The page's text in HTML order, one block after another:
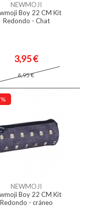
NEWMOJI
Boy 22 CM Kit
Redondo - Chat
3,95 €
6,95 €
NEWMOJI
Boy 22 CM Kit
Redondo - cráneo